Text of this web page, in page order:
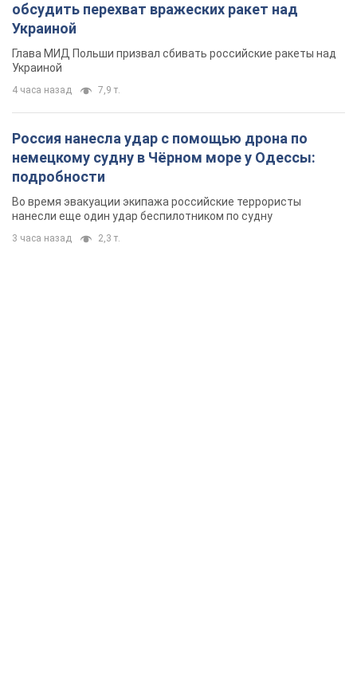
обсудить перехват вражеских ракет над
Украиной
Глава МИД Польши призвал сбивать российские ракеты над
Украиной
4 часа назад 7,9 т.
Россия нанесла удар с помощью дрона по
немецкому судну в Чёрном море у Одессы:
подробности
Во время эвакуации экипажа российские террористы
нанесли еще один удар беспилотником по судну
3 часа назад 2,3 т.